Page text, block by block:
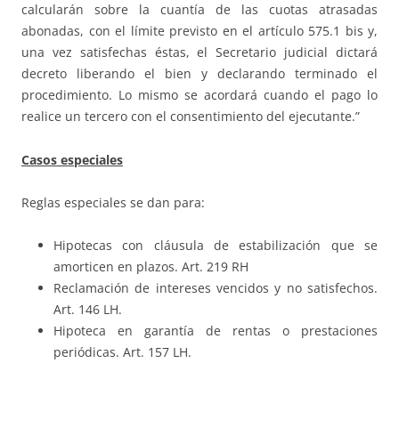
calcularán sobre la cuantía de las cuotas atrasadas
abonadas, con el límite previsto en el artículo 575.1 bis y,
una vez satisfechas éstas, el Secretario judicial dictará
decreto liberando el bien y declarando terminado el
procedimiento. Lo mismo se acordará cuando el pago lo
realice un tercero con el consentimiento del ejecutante.”
Casos especiales
Reglas especiales se dan para:
Hipotecas con cláusula de estabilización que se
amorticen en plazos. Art. 219 RH
Reclamación de intereses vencidos y no satisfechos.
Art. 146 LH.
Hipoteca en garantía de rentas o prestaciones
periódicas. Art. 157 LH.